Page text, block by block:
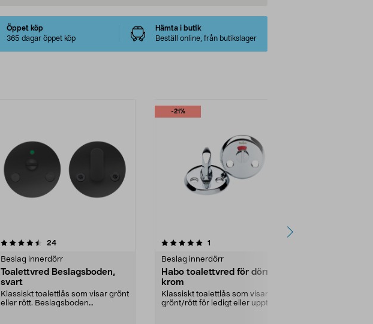
Öppet köp
365 dagar öppet köp
Hämta i butik
Beställ online, från butikslager
24recensioner
Beslag innerdörr
Toalettvred Beslagsboden,
svart
Klassiskt toalettlås som visar grönt
eller rött. Beslagsboden
-21%
5.0 av 5 stjärnor 1
Beslag innerdörr
Habo toalettvred för dörr,
krom
Klassiskt toalettlås som visar
grönt/rött för ledigt eller upptaget.
4.5 av 5 stjärnor